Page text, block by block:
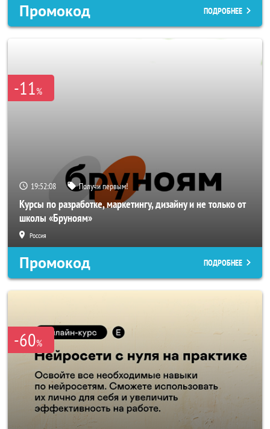
Промокод ПОДРОБНЕЕ
-11%
19:52:05 Получи первым!
Курсы по разработке, маркетингу, дизайну и не только от
школы «Бруноям»
Россия
Промокод ПОДРОБНЕЕ
-60%